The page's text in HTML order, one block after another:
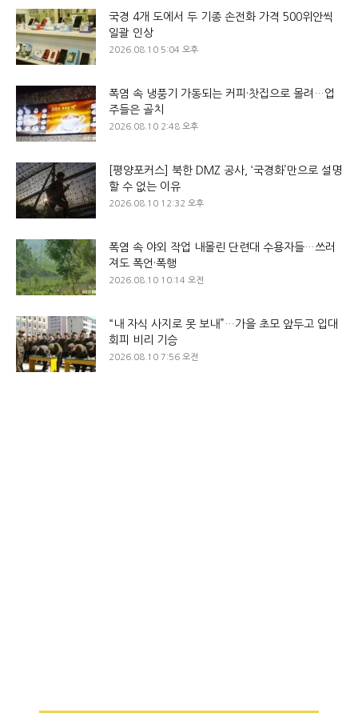
국경 4개 도에서 두 기종 손전화 가격 500위안씩
일괄 인상
2026.08.10 5:04 오후
폭염 속 냉풍기 가동되는 커피·찻집으로 몰려…업
주들은 골치
2026.08.10 2:48 오후
[평양포커스] 북한 DMZ 공사, ‘국경화’만으로 설명
할 수 없는 이유
2026.08.10 12:32 오후
폭염 속 야외 작업 내몰린 단련대 수용자들…쓰러
져도 폭언·폭행
2026.08.10 10:14 오전
“내 자식 사지로 못 보내”…가을 초모 앞두고 입대
회피 비리 기승
2026.08.10 7:56 오전